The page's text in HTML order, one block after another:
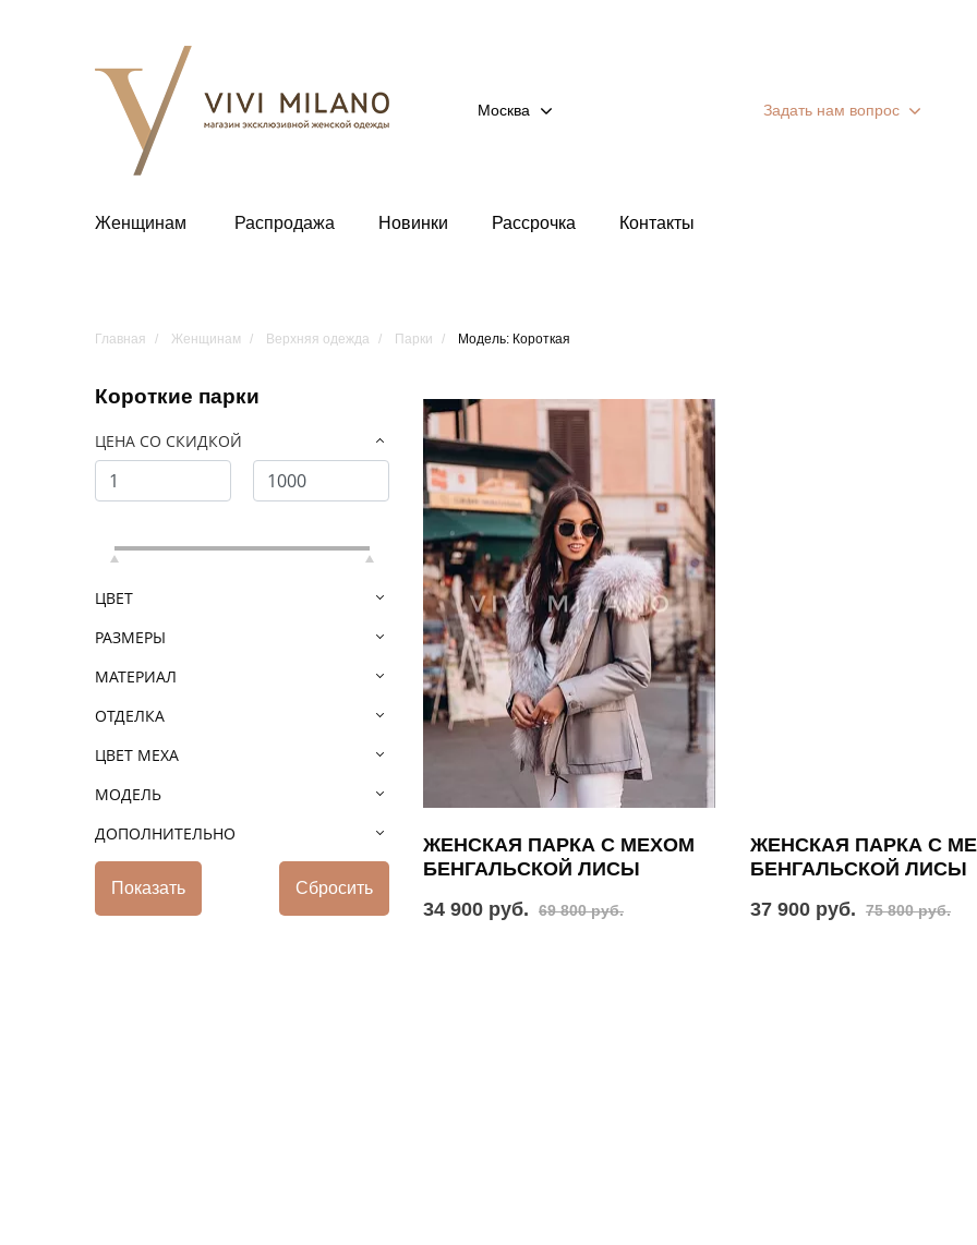
Москва Задать нам вопрос
Женщинам Распродажа Новинки Рассрочка Контакты
Главная Женщинам Верхняя одежда Парки Модель: Короткая
Короткие парки
ЦЕНА СО СКИДКОЙ
ЦВЕТ
РАЗМЕРЫ
МАТЕРИАЛ
ОТДЕЛКА
ЦВЕТ МЕХА
МОДЕЛЬ
ДОПОЛНИТЕЛЬНО
ЖЕНСКАЯ ПАРКА С МЕХОМ
БЕНГАЛЬСКОЙ ЛИСЫ
34 900 руб.
69 800 руб.
ЖЕНСКАЯ ПАРКА С
БЕНГАЛЬСКОЙ ЛИСЫ
37 900 руб.
75 800 руб.